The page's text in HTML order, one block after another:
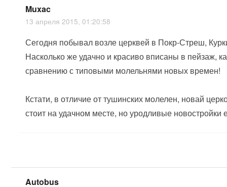
Muxac
13 апреля 2015, 01:20:58
Сегодня побывал возле церквей в Покр-Стреш,
Насколько же удачно и красиво вписаны в пейзаж,
сравнению с типовыми молельнями новых времен!
Кстати, в отличие от тушинских молелен, новай
стоит на удачном месте, но уродливые новостройки
Autobus